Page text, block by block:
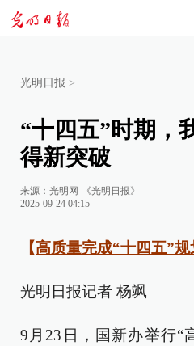
光明日报 >
“十四五”时期，
得新突破
来源： 光明网-《光明日报》
2025-09-24 04:15
【高质量完成“十四五”规
光明日报记者 杨飒
9月23日，国新办举行“